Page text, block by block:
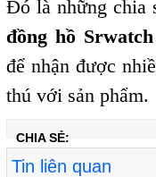
Đó là những chia
đồng hồ
để nhận được
thú với sản phẩm.
CHIA SẺ:
Tin liên quan